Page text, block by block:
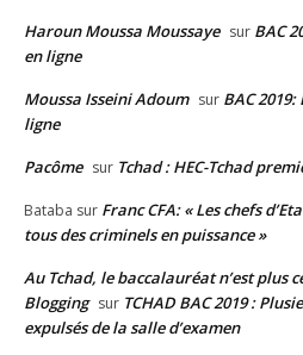
Haroun Moussa Moussaye sur BAC
en ligne
Moussa Isseini Adoum sur BAC
ligne
Pacôme sur Tchad : HEC-Tchad
Bataba sur Franc CFA: « Les chefs
tous des criminels en puissance »
Au Tchad, le baccalauréat n’est plus
Blogging sur TCHAD BAC 2019 :
expulsés de la salle d’examen